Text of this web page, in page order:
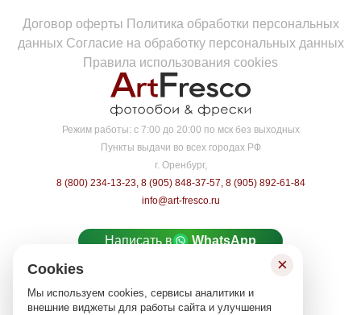
Договор оферты Политика обработки персональных
данных Согласие на обработку персональных данных
Правила использования cookies
Режим работы: с 7:00 до 20:00 по мск без выходных
Пункты выдачи во всех городах РФ
г. Оренбург,
8 (800) 234-13-23, 8 (905) 848-37-57, 8 (905) 892-61-84
info@art-fresco.ru
Написать в WhatsApp
Карта сайта
×
Cookies
Мы используем cookies, сервисы аналитики и
внешние виджеты для работы сайта и улучшения